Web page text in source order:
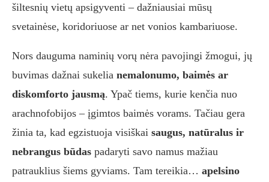
šiltesnių vietų apsigyventi – dažniausiai mūsų
svetainėse, koridoriuose ar net vonios kambariuose.
Nors dauguma naminių vorų nėra pavojingi žmogui, jų
buvimas dažnai sukelia nemalonumo, baimės ar
diskomforto jausmą. Ypač tiems, kurie kenčia nuo
arachnofobijos – įgimtos baimės vorams. Tačiau gera
žinia ta, kad egzistuoja visiškai saugus, natūralus ir
nebrangus būdas padaryti savo namus mažiau
patrauklius šiems gyviams. Tam tereikia… apelsino